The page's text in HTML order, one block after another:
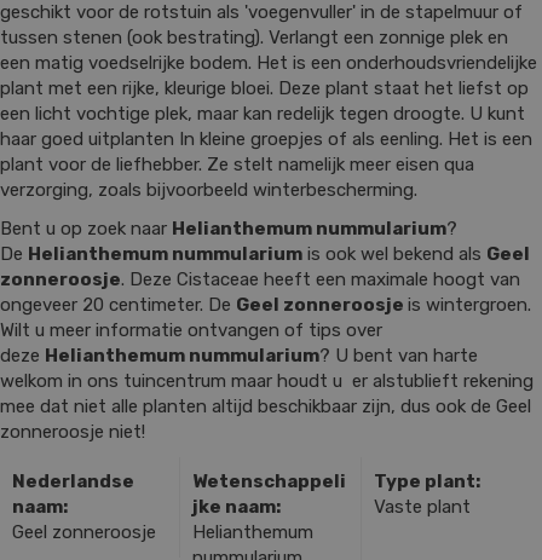
geschikt voor de rotstuin als 'voegenvuller' in de stapelmuur of
tussen stenen (ook bestrating). Verlangt een zonnige plek en
een matig voedselrijke bodem. Het is een onderhoudsvriendelijke
plant met een rijke, kleurige bloei. Deze plant staat het liefst op
een licht vochtige plek, maar kan redelijk tegen droogte. U kunt
haar goed uitplanten In kleine groepjes of als eenling. Het is een
plant voor de liefhebber. Ze stelt namelijk meer eisen qua
verzorging, zoals bijvoorbeeld winterbescherming.
Bent u op zoek naar Helianthemum nummularium?
De Helianthemum nummularium is ook wel bekend als Geel
zonneroosje. Deze Cistaceae heeft een maximale hoogt van
ongeveer 20 centimeter. De Geel zonneroosje is wintergroen.
Wilt u meer informatie ontvangen of tips over
deze Helianthemum nummularium? U bent van harte
welkom in ons tuincentrum maar houdt u er alstublieft rekening
mee dat niet alle planten altijd beschikbaar zijn, dus ook de Geel
zonneroosje niet!
Nederlandse
naam:
Geel zonneroosje
Wetenschappeli
jke naam:
Helianthemum
Type plant:
Vaste plant